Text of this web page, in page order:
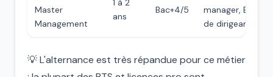
Master
Management
1 à 2
ans
Bac+4/5
manager, EA
de dirigeant
💡 L'alternance est très répandue pour ce métier